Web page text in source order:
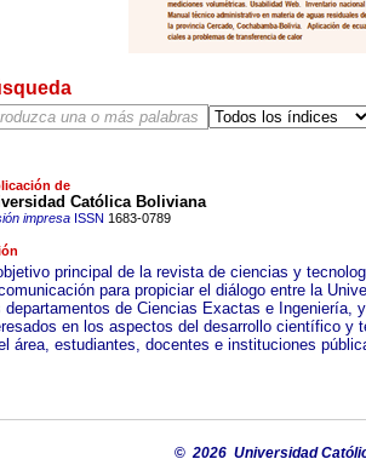
de
Católica Boliviana
impresaISSN 1683-0789
principal de la revista de ciencias y
para propiciar el diálogo entre la
departamentos de Ciencias Exactas e Ingeniería,
en los aspectos del desarrollo científico y
área, estudiantes, docentes e instituciones
©2026 Universidad